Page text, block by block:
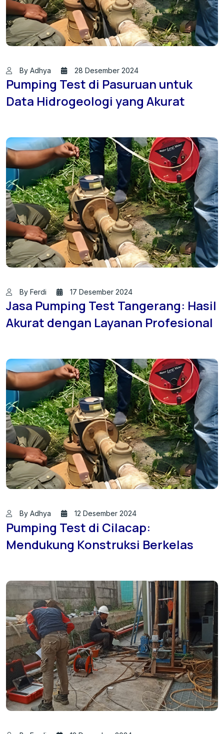
By Adhya 28 Desember 2024
Pumping Test di Pasuruan untuk
Data Hidrogeologi yang Akurat
By Ferdi 17 Desember 2024
Jasa Pumping Test Tangerang: Hasil
Akurat dengan Layanan Profesional
By Adhya 12 Desember 2024
Pumping Test di Cilacap:
Mendukung Konstruksi Berkelas